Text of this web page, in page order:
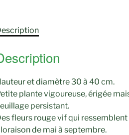
et diamètre 30 à 40 cm.
plante vigoureuse, érigée
persistant.
fleurs rouge vif qui
de mai à septembre.